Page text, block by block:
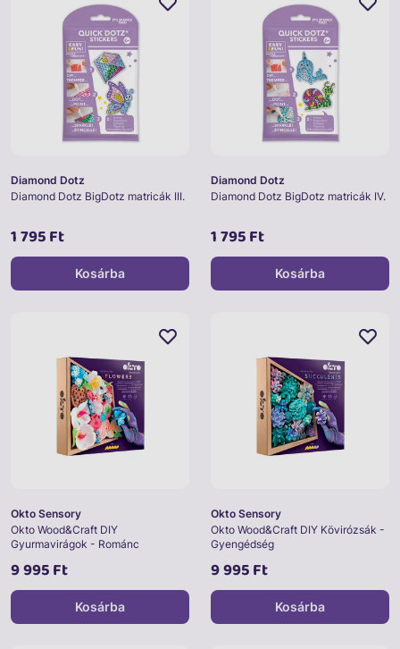
Diamond Dotz
Diamond Dotz BigDotz matricák III.
1 795 Ft
Kosárba
Diamond Dotz
Diamond Dotz BigDotz matricák IV.
1 795 Ft
Kosárba
Okto Sensory
Okto Wood&Craft DIY
Gyurmavirágok - Románc
9 995 Ft
Kosárba
Okto Sensory
Okto Wood&Craft DIY Kövirózsák -
Gyengédség
9 995 Ft
Kosárba